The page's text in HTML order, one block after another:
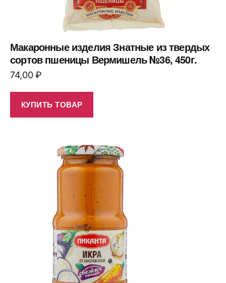
Макаронные изделия Знатные из твердых
сортов пшеницы Вермишель №36, 450г.
74,00₽
КУПИТЬ ТОВАР